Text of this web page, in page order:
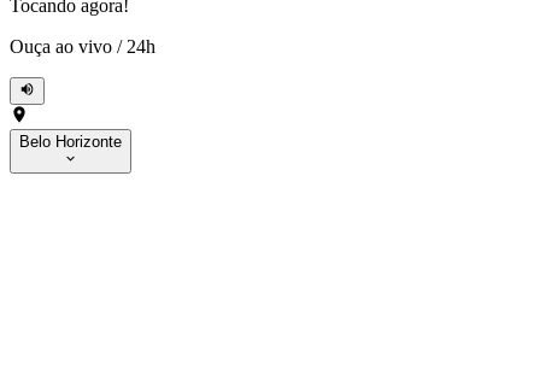
Tocando agora!
Ouça ao vivo /24h
Belo Horizonte